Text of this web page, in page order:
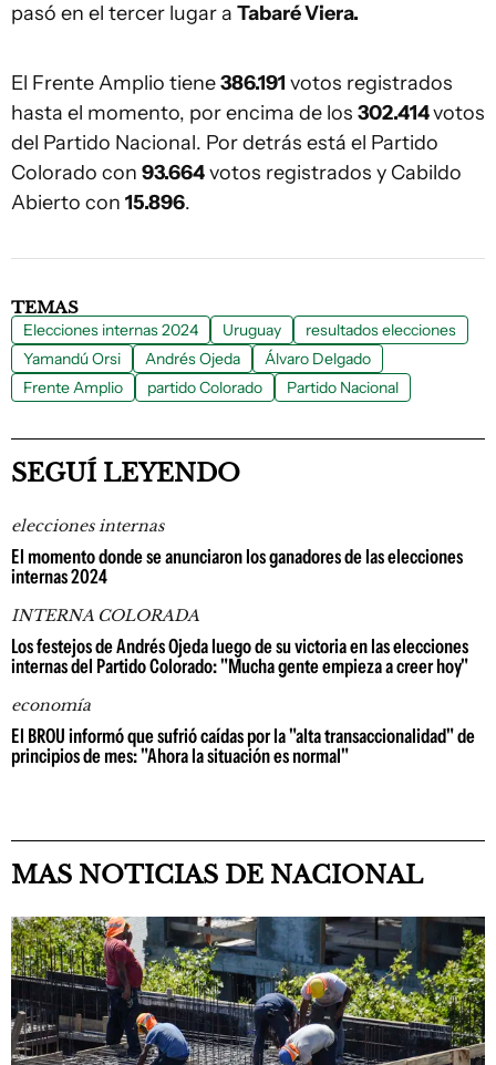
pasó en el tercer lugar a Tabaré Viera.
El Frente Amplio tiene386.191 votos registrados
hasta el momento, por encima de los 302.414votos
del Partido Nacional. Por detrás está el Partido
Colorado con 93.664votos registrados y Cabildo
Abierto con 15.896.
TEMAS
Elecciones internas 2024 Uruguay
resultados elecciones
Yamandú Orsi
Andrés Ojeda
Álvaro Delgado
Frente Amplio
partido Colorado Partido Nacional
SEGUÍ LEYENDO
elecciones internas
El momento donde se anunciaron los ganadores de las elecciones
internas 2024
INTERNA COLORADA
Los festejos de Andrés Ojeda luego de su victoria en las elecciones
internas del Partido Colorado: "Mucha gente empieza a creer hoy"
economía
El BROU informó que sufrió caídas por la "alta transaccionalidad" de
principios de mes: "Ahora la situación es normal"
MAS NOTICIAS DE NACIONAL